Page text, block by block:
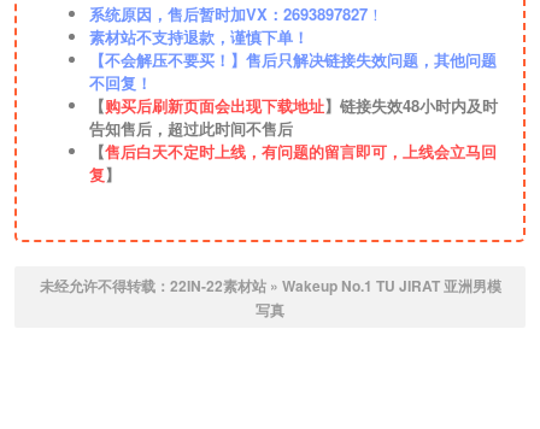
系统原因，售后暂时加VX：2693897827 ！
素材站不支持退款，谨慎下单！
【不会解压不要买！】售后只解决链接失效问题，其他问题
不回复！
【购买后刷新页面会出现下载地址】链接失效48小时内及时
告知售后，超过此时间不售后
【售后白天不定时上线，有问题的留言即可，上线会立马回
复】
未经允许不得转载： 22IN-22素材站» Wakeup No.1 TU JIRAT 亚洲男模
写真